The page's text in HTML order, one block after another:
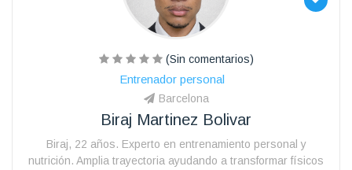
(Sin comentarios)
Entrenador personal
Barcelona
Biraj Martinez Bolivar
Biraj, 22 años. Experto en entrenamiento personal y
nutrición. Amplia trayectoria ayudando a transformar físicos